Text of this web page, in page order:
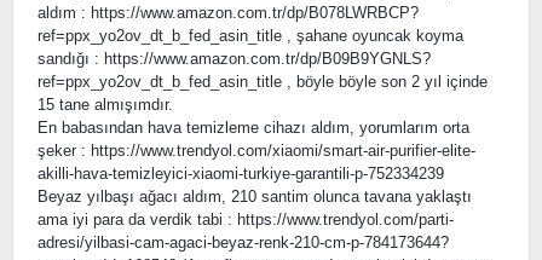
aldım : https://www.amazon.com.tr/dp/B078LWRBCP?
ref=ppx_yo2ov_dt_b_fed_asin_title , şahane oyuncak koyma
sandığı : https://www.amazon.com.tr/dp/B09B9YGNLS?
ref=ppx_yo2ov_dt_b_fed_asin_title , böyle böyle son 2 yıl içinde
15 tane almışımdır.
En babasından hava temizleme cihazı aldım, yorumlarım orta
şeker : https://www.trendyol.com/xiaomi/smart-air-purifier-elite-
akilli-hava-temizleyici-xiaomi-turkiye-garantili-p-752334239
Beyaz yılbaşı ağacı aldım, 210 santim olunca tavana yaklaştı
ama iyi para da verdik tabi : https://www.trendyol.com/parti-
adresi/yilbasi-cam-agaci-beyaz-renk-210-cm-p-784173644?